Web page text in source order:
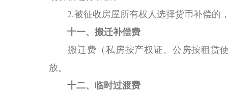
2.被征收房屋所有权人选择货币补偿的
十一、搬迁补偿费
搬迁费（私房按产权证、公房按租赁
放。
十二、 临时过渡费